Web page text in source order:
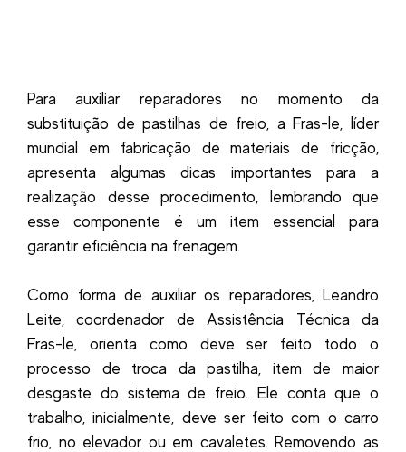
Para auxiliar reparadores no momento da
substituição de pastilhas de freio, a Fras-le, líder
mundial em fabricação de materiais de fricção,
apresenta algumas dicas importantes para a
realização desse procedimento, lembrando que
esse componente é um item essencial para
garantir eficiência na frenagem.
Como forma de auxiliar os reparadores, Leandro
Leite, coordenador de Assistência Técnica da
Fras-le, orienta como deve ser feito todo o
processo de troca da pastilha, item de maior
desgaste do sistema de freio. Ele conta que o
trabalho, inicialmente, deve ser feito com o carro
frio, no elevador ou em cavaletes. Removendo as